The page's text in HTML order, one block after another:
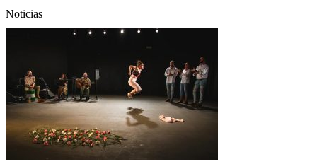
Noticias